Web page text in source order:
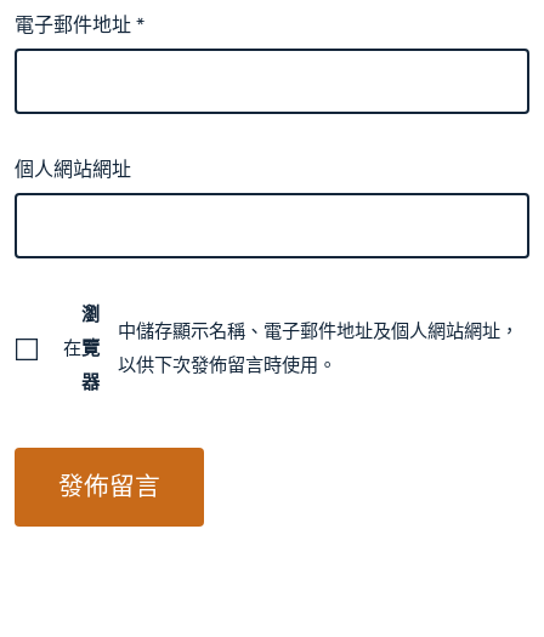
電子郵件地址*
個人網站網址
在
瀏
覽
器
中儲存顯示名稱、電子郵件地址及個人網站網址，
以供下次發佈留言時使用。